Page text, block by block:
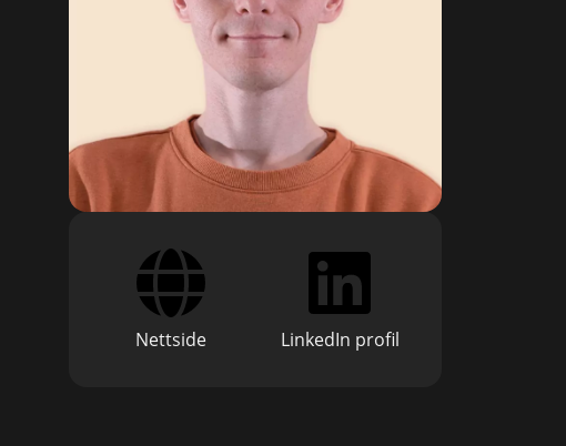
Nettside LinkedIn profil